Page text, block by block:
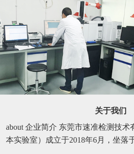
关于我们
about 企业简介 东莞市速准检测技术
本实验室）成立于2018年6月，坐落